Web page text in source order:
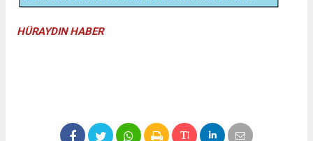
HÜRAYDIN HABER